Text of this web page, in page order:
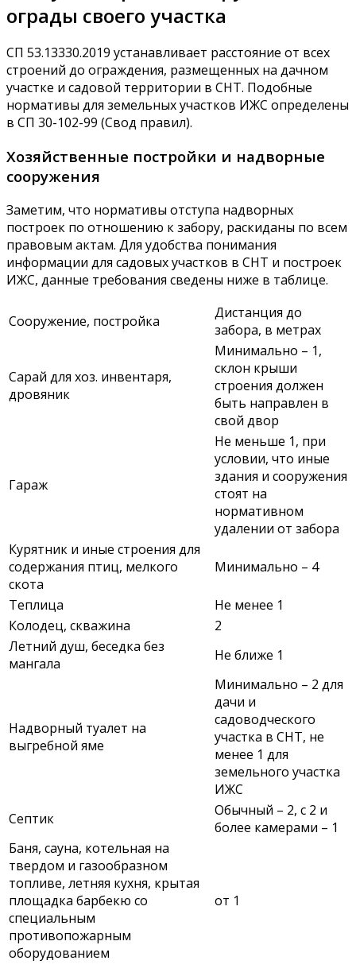
ограды своего участка
СП 53.13330.2019 устанавливает расстояние от всех
строений до ограждения, размещенных на дачном
участке и садовой территории в СНТ. Подобные
нормативы для земельных участков ИЖС определены
в СП 30-102-99 (Свод правил).
Хозяйственные постройки и надворные
сооружения
Заметим, что нормативы отступа надворных
построек по отношению к забору, раскиданы по всем
правовым актам. Для удобства понимания
информации для садовых участков в СНТ и построек
ИЖС, данные требования сведены ниже в таблице.
Сооружение, постройка
Дистанция до
забора, в метрах
Сарай для хоз. инвентаря,
дровяник
Минимально – 1,
склон крыши
строения должен
быть направлен в
свой двор
Гараж
Не меньше 1, при
условии, что иные
здания и сооружения
стоят на
нормативном
удалении от забора
Курятник и иные строения для
содержания птиц, мелкого
скота
Минимально – 4
Теплица
Не менее 1
Колодец, скважина
2
Летний душ, беседка без
мангала
Не ближе 1
Надворный туалет на
выгребной яме
Минимально – 2 для
дачи и
садоводческого
участка в СНТ, не
менее 1 для
земельного участка
ИЖС
Септик
Обычный – 2, с 2 и
более камерами – 1
Баня, сауна, котельная на
твердом и газообразном
топливе, летняя кухня, крытая
площадка барбекю со
специальным
противопожарным
оборудованием
от 1